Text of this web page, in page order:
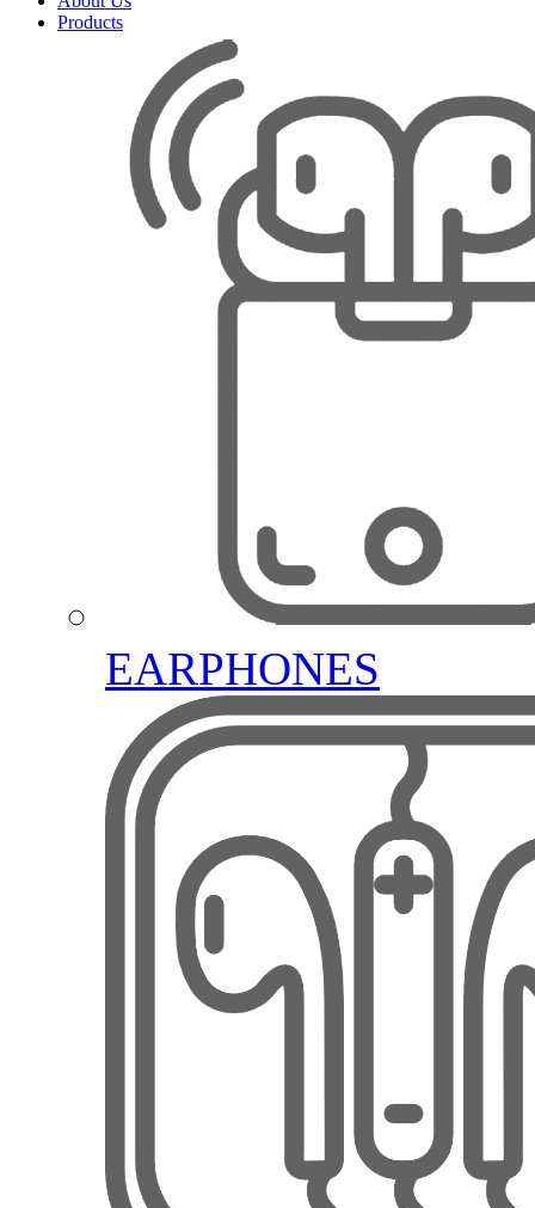
Products
EARPHONES